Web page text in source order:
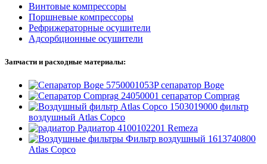
Винтовые компрессоры
Поршневые компрессоры
Рефрижераторные осушители
Адсорбционные осушители
Запчасти и расходные материалы:
5750001053P сепаратор Boge
24050001 сепаратор Comprag
1503019000 фильтр
воздушный Atlas Copco
Радиатор 4100102201 Remeza
Фильтр воздушный 1613740800
Atlas Copco